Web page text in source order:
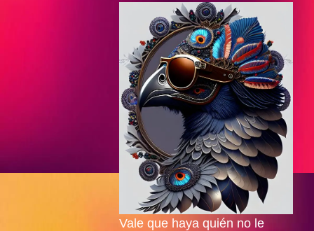
Vale que haya quién no le